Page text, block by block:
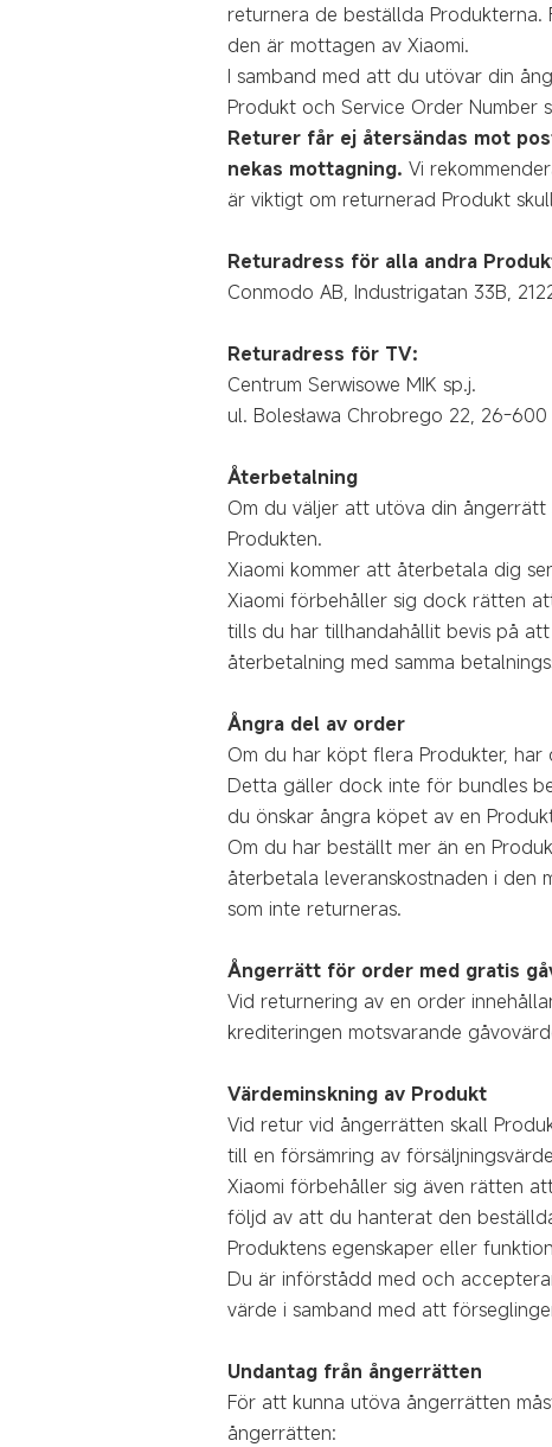
returnera de beställda
den är mottagen av Xiaomi.
I samband med att du utövar din
Produkt och Service Order Number
Returer får ej återsändas mot
nekas mottagning. Vi
är viktigt om returnerad Produkt
Returadress för alla andra
Conmodo AB, Industrigatan 33B,
Returadress för TV:
Centrum Serwisowe MIK sp.j.
ul. Bolesława Chrobrego 22, 26-
Återbetalning
Om du väljer att utöva din
Produkten.
Xiaomi kommer att återbetala dig
Xiaomi förbehåller sig dock rätten
tills du har tillhandahållit bevis på
återbetalning med samma
Ångra del av order
Om du har köpt flera Produkter,
Detta gäller dock inte för bundles
du önskar ångra köpet av en
Om du har beställt mer än en
återbetala leveranskostnaden i den
som inte returneras.
Ångerrätt för order med gratis
Vid returnering av en order
krediteringen motsvarande
Värdeminskning av Produkt
Vid retur vid ångerrätten skall
till en försämring av
Xiaomi förbehåller sig även rätten
följd av att du hanterat den
Produktens egenskaper eller
Du är införstådd med och
värde i samband med att
Undantag från ångerrätten
För att kunna utöva ångerrätten
ångerrätten: